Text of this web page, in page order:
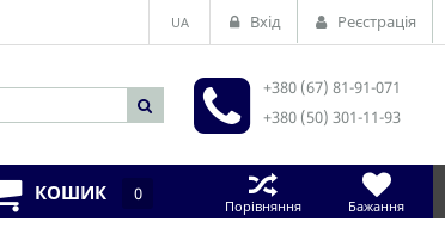
UA Вхід Реєстрація
+380 (67) 81-91-071
+380 (50) 301-11-93
КОШИК 0
Порівняння Бажання